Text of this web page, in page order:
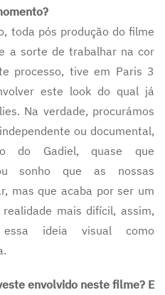
toda pós produção do filme
a sorte de trabalhar na cor
processo, tive em Paris 3
este look do qual já
Na verdade, procurámos
ou documental,
do Gadiel, quase que
sonho que as nossas
mas que acaba por ser um
mais difícil, assim,
ideia visual como
envolvido neste filme? E